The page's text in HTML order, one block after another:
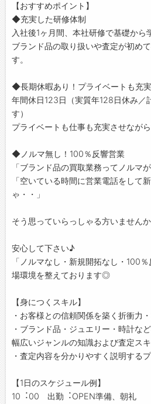
【おすすめポイント】
◆充実した研修体制
入社後1ヶ月間、本社研修で基礎か
ブランド品の取り扱いや査定が初め
す。
◆長期休暇あり！プライベートも充
年間休日123日（実質年128日休み／
す）
プライベートも仕事も充実させなが
◆ノルマ無し！100％反響営業
「ブランド品の買取業務ってノルマ
「空いている時間に営業電話をして
ゃ・・」
そう思っていらっしゃる方いません
安心して下さい♪
「ノルマなし・新規開拓なし・100
場環境を整えております◎
【身につくスキル】
・お客様との信頼関係を築く折衝力
・ブランド品・ジュエリー・時計な
幅広いジャンルの知識および査定ス
・査定内容を分かりやすく説明する
【1日のスケジュール例】
10︓00 出勤︓OPEN準備、朝礼